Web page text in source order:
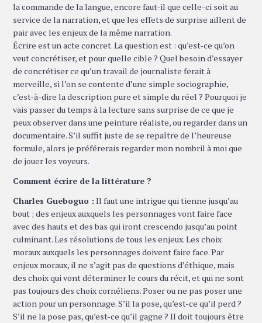
la commande de la langue, encore faut-il que celle-ci soit au
service de la narration, et que les effets de surprise aillent de
pair avec les enjeux de la même narration.
Écrire est un acte concret. La question est : qu’est-ce qu’on
veut concrétiser, et pour quelle cible ? Quel besoin d’essayer
de concrétiser ce qu’un travail de journaliste ferait à
merveille, si l’on se contente d’une simple sociographie,
c’est-à-dire la description pure et simple du réel ? Pourquoi je
vais passer du temps à la lecture sans surprise de ce que je
peux observer dans une peinture réaliste, ou regarder dans un
documentaire. S’il suffit juste de se repaître de l’heureuse
formule, alors je préférerais regarder mon nombril à moi que
de jouer les voyeurs.
Comment écrire de la littérature ?
Charles Gueboguo : Il faut une intrigue qui tienne jusqu’au
bout ; des enjeux auxquels les personnages vont faire face
avec des hauts et des bas qui iront crescendo jusqu’au point
culminant. Les résolutions de tous les enjeux. Les choix
moraux auxquels les personnages doivent faire face. Par
enjeux moraux, il ne s’agit pas de questions d’éthique, mais
des choix qui vont déterminer le cours du récit, et qui ne sont
pas toujours des choix cornéliens. Poser ou ne pas poser une
action pour un personnage. S’il la pose, qu’est-ce qu’il perd ?
S’il ne la pose pas, qu’est-ce qu’il gagne ? Il doit toujours être